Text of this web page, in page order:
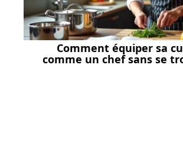
Comment équiper sa
comme un chef sans se